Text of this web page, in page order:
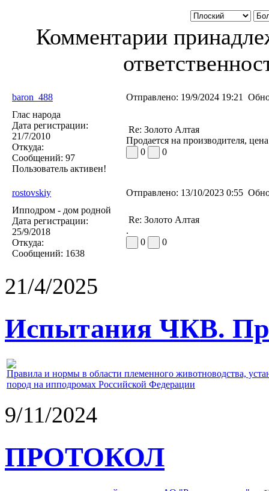
Комментарии
baron_488 Отправлено: 19/9/2024 19:21
Глас народа
Дата регистрации:
21/7/2010
Откуда:
Сообщений: 97
Пользователь активен!
Re: Золото Алтая
Продается на производителя,
0
0
rostovskiy Отправлено: 13/10/2023 0:55
Ипподром - дом родной
Дата регистрации:
25/9/2018
Откуда:
Сообщений: 1638
Re: Золото Алтая
.
0
0
21/4/2025
Испытания ЧКВ.
Правила и нормы в области племенного животноводства,
пород на ипподромах Российской Федерации
9/11/2024
ПРОТОКОЛ